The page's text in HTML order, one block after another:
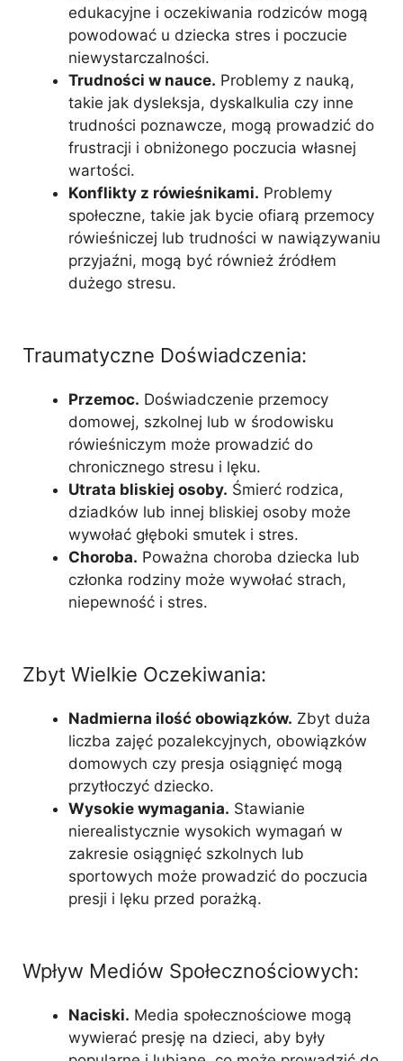
edukacyjne i oczekiwania rodziców mogą
powodować u dziecka stres i poczucie
niewystarczalności.
Trudności w nauce. Problemy z nauką,
takie jak dysleksja, dyskalkulia czy inne
trudności poznawcze, mogą prowadzić do
frustracji i obniżonego poczucia własnej
wartości.
Konflikty z rówieśnikami. Problemy
społeczne, takie jak bycie ofiarą przemocy
rówieśniczej lub trudności w nawiązywaniu
przyjaźni, mogą być również źródłem
dużego stresu.
Traumatyczne Doświadczenia:
Przemoc. Doświadczenie przemocy
domowej, szkolnej lub w środowisku
rówieśniczym może prowadzić do
chronicznego stresu i lęku.
Utrata bliskiej osoby. Śmierć rodzica,
dziadków lub innej bliskiej osoby może
wywołać głęboki smutek i stres.
Choroba. Poważna choroba dziecka lub
członka rodziny może wywołać strach,
niepewność i stres.
Zbyt Wielkie Oczekiwania:
Nadmierna ilość obowiązków. Zbyt duża
liczba zajęć pozalekcyjnych, obowiązków
domowych czy presja osiągnięć mogą
przytłoczyć dziecko.
Wysokie wymagania. Stawianie
nierealistycznie wysokich wymagań w
zakresie osiągnięć szkolnych lub
sportowych może prowadzić do poczucia
presji i lęku przed porażką.
Wpływ Mediów Społecznościowych:
Naciski. Media społecznościowe mogą
wywierać presję na dzieci, aby były